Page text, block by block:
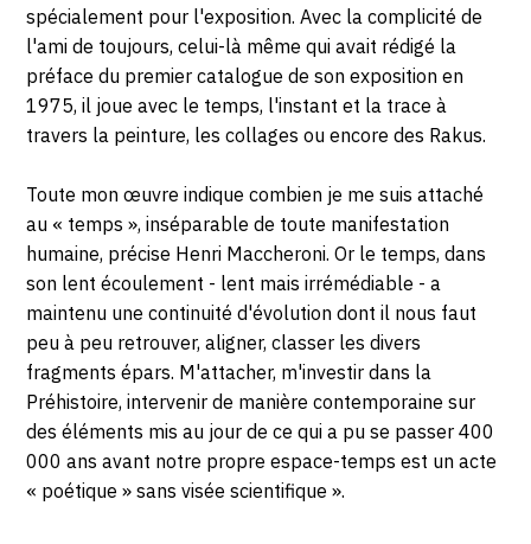
spécialement pour l'exposition. Avec la complicité de
l'ami de toujours, celui-là même qui avait rédigé la
préface du premier catalogue de son exposition en
1975, il joue avec le temps, l'instant et la trace à
travers la peinture, les collages ou encore des Rakus.
Toute mon œuvre indique combien je me suis attaché
au « temps », inséparable de toute manifestation
humaine, précise Henri Maccheroni. Or le temps, dans
son lent écoulement - lent mais irrémédiable - a
maintenu une continuité d'évolution dont il nous faut
peu à peu retrouver, aligner, classer les divers
fragments épars. M'attacher, m'investir dans la
Préhistoire, intervenir de manière contemporaine sur
des éléments mis au jour de ce qui a pu se passer 400
000 ans avant notre propre espace-temps est un acte
« poétique » sans visée scientifique ».